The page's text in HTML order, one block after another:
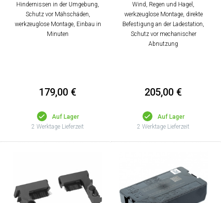
Hindernissen in der Umgebung,
Schutz vor Mähschäden,
werkzeuglose Montage, Einbau in
Minuten
179,00 €
Auf Lager
2 Werktage Lieferzeit
Wind, Regen und Hagel,
werkzeuglose Montage, direkte
Befestigung an der Ladestation,
Schutz vor mechanischer
Abnutzung
205,00 €
Auf Lager
2 Werktage Lieferzeit